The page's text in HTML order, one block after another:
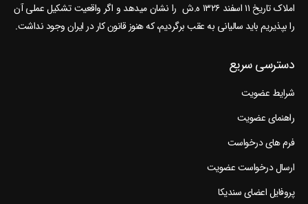
املاک تاریخ ۱۱ اسفند ۱۳۲۶ ه.ش را نشان می‎دهد و اگر واقعیت تشکیل عملی آن
را بپذیریم باید سالیانی به عقب برگردیم، که هنوز قانون کار در ایران وجود نداشت.
دسترسی سریع
شرایط عضویت
راهنمای عضویت
فرم های درخواست
ارسال درخواست عضویت
پروفایل اعضای سندیکا